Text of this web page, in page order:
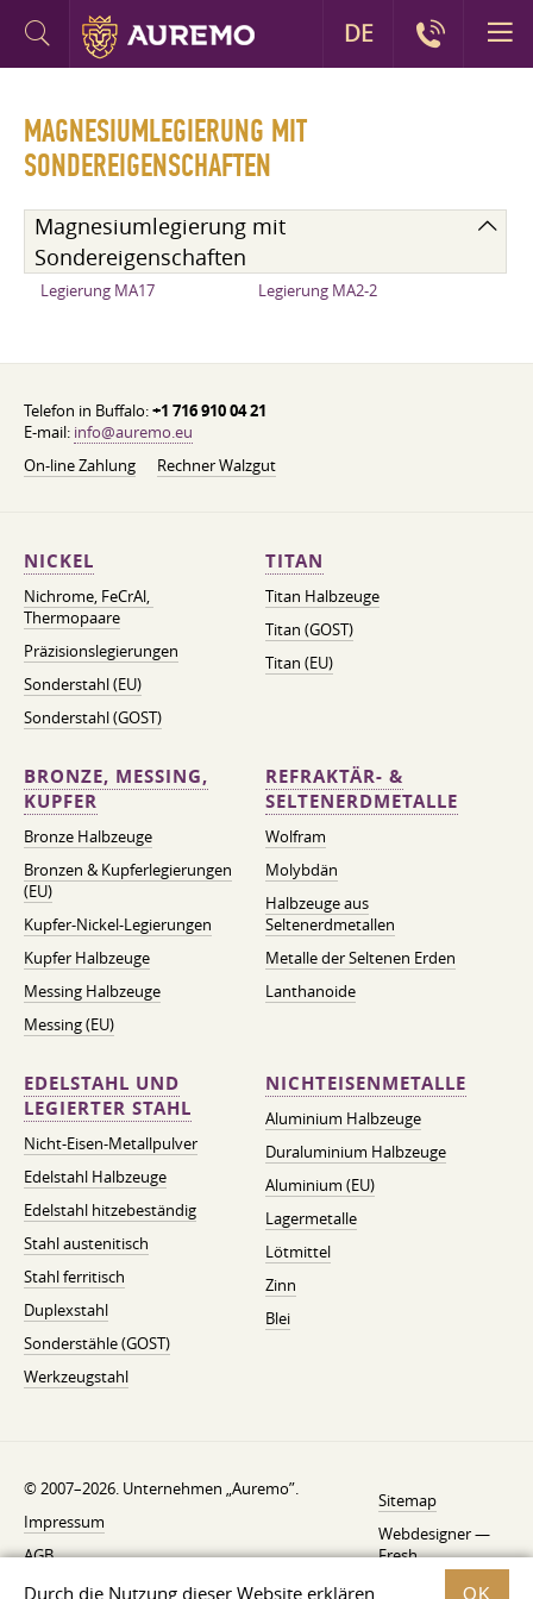
Durch die Nutzung dieser Website erklären OK
MAGNESIUMLEGIERUNG MIT
SONDEREIGENSCHAFTEN
Magnesiumlegierung mit
Sondereigenschaften
Legierung MA17 Legierung MA2-2
Telefon in Buffalo:+1 716 910 04 21
E-mail: info@auremo.eu
On-line Zahlung
Rechner Walzgut
NICKEL
Nichrome, FeСrAl, ​​
Thermopaare
Präzisionslegierungen
Sonderstahl (EU)
Sonderstahl (GOST)
TITAN
Titan Halbzeuge
Titan (GOST)
Titan (EU)
BRONZE, MESSING,
KUPFER
Bronze Halbzeuge
Bronzen & Kupferlegierungen
(EU)
Kupfer-Nickel-Legierungen
Kupfer Halbzeuge
Messing Halbzeuge
Messing (EU)
REFRAKTÄR- &
SELTENERDMETALLE
Wolfram
Molybdän
Halbzeuge aus
Seltenerdmetallen
Metalle der Seltenen Erden
Lanthanoide
EDELSTAHL UND
LEGIERTER STAHL
Nicht-Eisen-Metallpulver
Edelstahl Halbzeuge
Edelstahl hitzebeständig
Stahl austenitisch
Stahl ferritisch
Duplexstahl
Sonderstähle (GOST)
Werkzeugstahl
NICHTEISENMETALLE
Aluminium Halbzeuge
Duraluminium Halbzeuge
Aluminium (EU)
Lagermetalle
Lötmittel
Zinn
Blei
© 2007–2026. Unternehmen „Auremo”.
Impressum
AGB
Widerrufsbelehrung
Sitemap
Webdesigner —
Fresh
DE